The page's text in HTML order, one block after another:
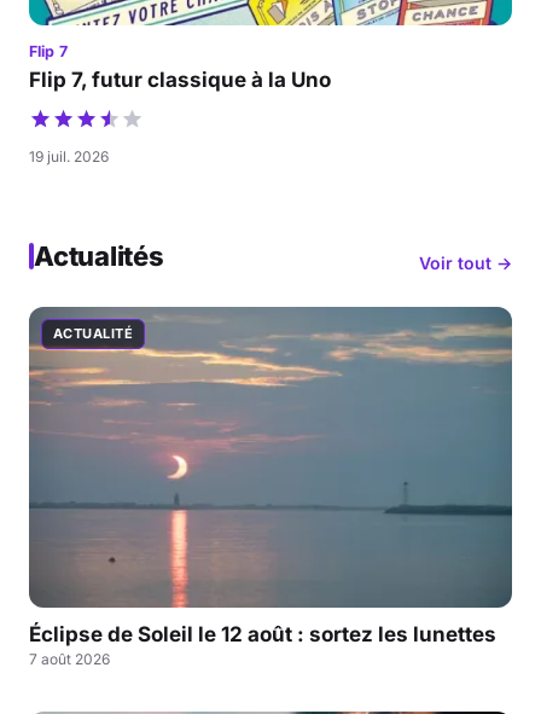
Flip 7
Flip 7, futur classique à la Uno
19 juil. 2026
Actualités Voir tout →
ACTUALITÉ
Éclipse de Soleil le 12 août : sortez les lunettes
7 août 2026